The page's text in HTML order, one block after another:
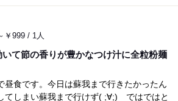
￥999 / 1人
て節の香りが豊かなつけ汁に全粒粉麺
昼食です。今日は蘇我まで行きたかったん
てしまい蘇我まで行けず( ;∀;) ではではと